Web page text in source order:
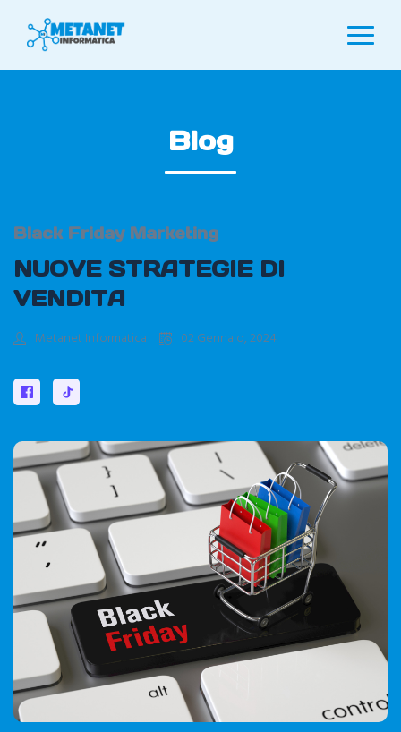
Blog
Black Friday Marketing
NUOVE STRATEGIE DI
VENDITA
Metanet Informatica 02 Gennaio, 2024